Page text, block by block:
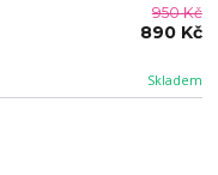
Skladem
950 Kč
890 Kč